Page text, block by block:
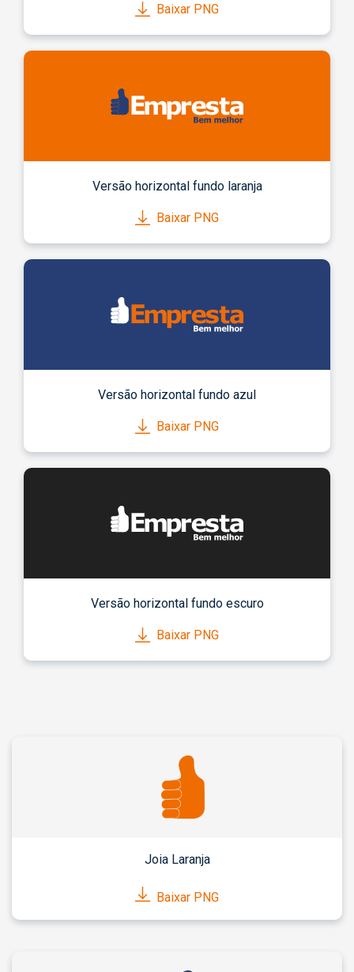
Baixar PNG
Versão horizontal fundo laranja
Baixar PNG
Versão horizontal fundo azul
Baixar PNG
Versão horizontal fundo escuro
Baixar PNG
Joia Laranja
Baixar PNG